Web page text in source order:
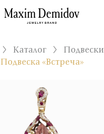
Каталог
Подвески
Подвеска «Встреча»